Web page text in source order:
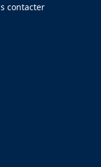
contacter
in a new tab)